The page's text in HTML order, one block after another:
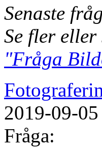
Senaste
Se fler
"Fråga
2019-09-05
Fråga: